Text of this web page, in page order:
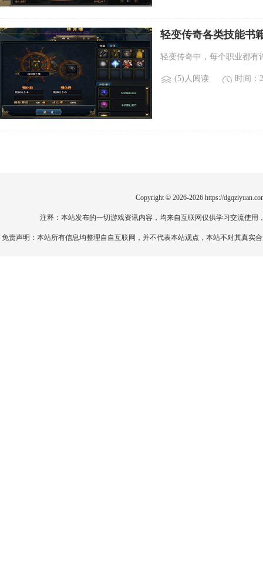
轻变传奇各类技能书
轻变传奇中，每个职业都有
(5)人阅读 时间：
Copyright © 2026-2026 https://
注释：本站发布的一切游戏资讯内容，均来自互联网仅供学习交流使
免责声明：本站所有信息均整理自自互联网，并不代表本站观点，本站不对其真实